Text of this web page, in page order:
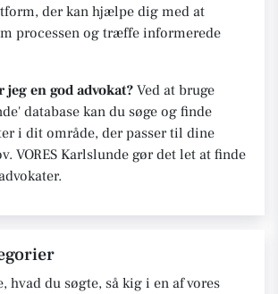
der kan hjælpe dig med at
processen og træffe informerede
en god advokat? Ved at bruge
database kan du søge og finde
i dit område, der passer til dine
VORES Karlslunde gør det let at finde
hvad du søgte, så kig i en af vores